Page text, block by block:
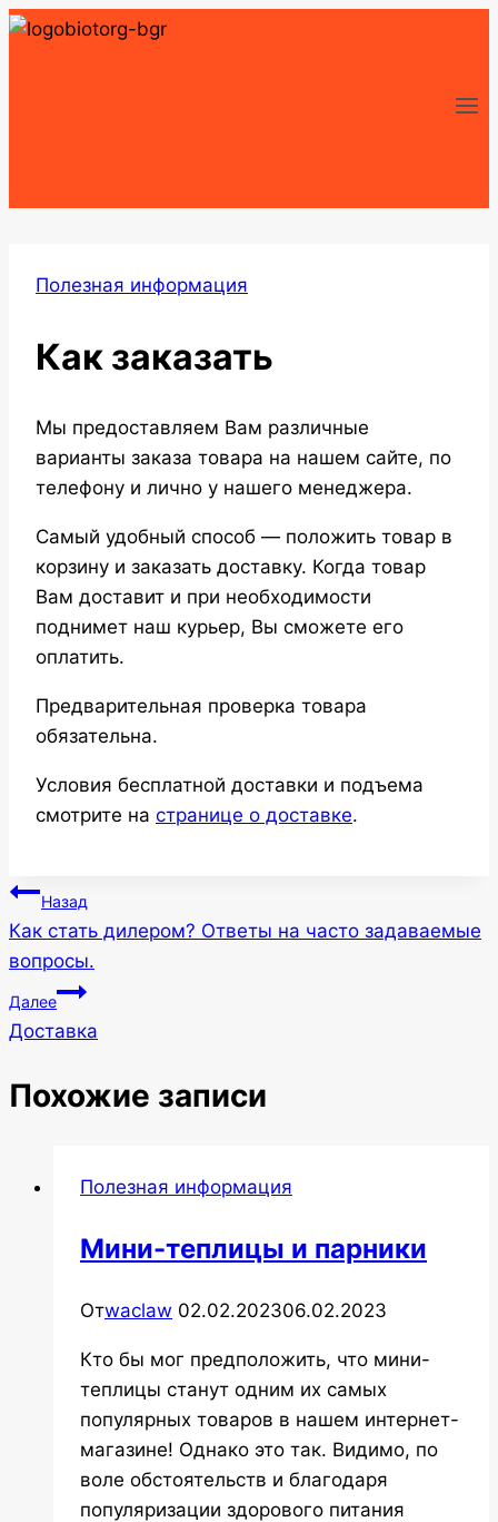
Перейти
Полезная информация
Как заказать
Мы предоставляем Вам различные
варианты заказа товара на нашем сайте, по
телефону и лично у нашего менеджера.
Самый удобный способ — положить товар в
корзину и заказать доставку. Когда товар
Вам доставит и при необходимости
поднимет наш курьер, Вы сможете его
оплатить.
Предварительная проверка товара
обязательна.
Условия бесплатной доставки и подъема
смотрите на странице о доставке.
Навигация
по
записям
Назад
Как стать дилером? Ответы на часто задаваемые
вопросы.
Далее
Доставка
Похожие записи
Полезная информация
Мини-теплицы и парники
Отwaclaw 02.02.202306.02.2023
Кто бы мог предположить, что мини-
теплицы станут одним их самых
популярных товаров в нашем интернет-
магазине! Однако это так. Видимо, по
воле обстоятельств и благодаря
популяризации здорового питания